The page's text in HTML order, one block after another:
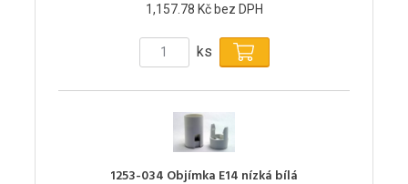
1,157.78 Kč bez DPH
ks
1253-034 Objímka E14 nízká bílá